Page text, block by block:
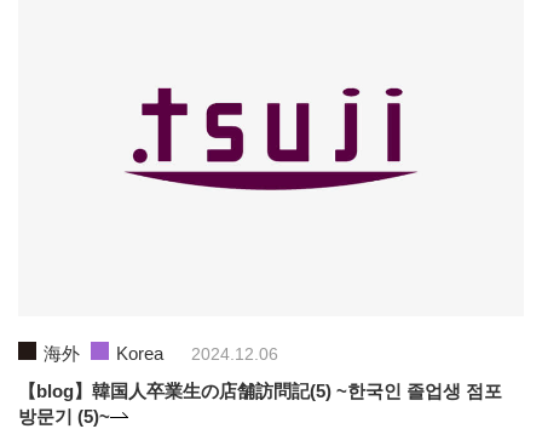
海外 Korea 2024.12.06
【blog】韓国人卒業生の店舗訪問記(5) ~한국인 졸업생 점포
방문기 (5)~